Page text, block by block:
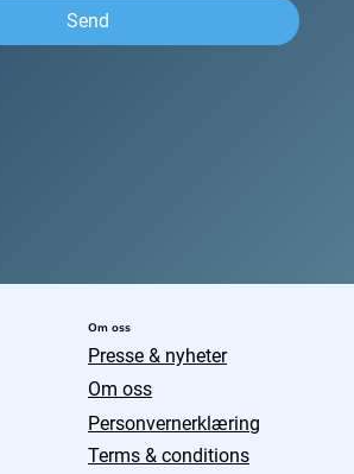
Send
Om oss
Presse & nyheter
Om oss
Personvernerklæring
Terms & conditions